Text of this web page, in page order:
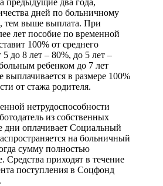
дней по больничному
тем выше выплата. При
лет пособие по временной
100% от среднего
5 до 8 лет – 80%, до 5 лет –
ребенком до 7 лет
в размере 100%
от стажа родителя.
нетрудоспособности
из собственных
дни оплачивает Социальный
на больничный
сумму полностью
Средства приходят в течение
поступления в Соцфонд